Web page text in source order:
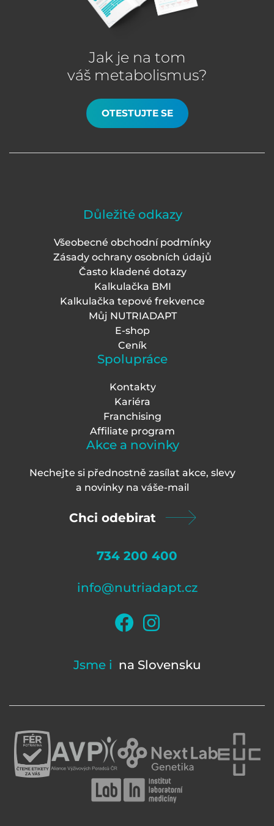
Jak je na tom
váš metabolismus?
OTESTUJTE SE
Důležité odkazy
Všeobecné obchodní podmínky
Zásady ochrany osobních údajů
Často kladené dotazy
Kalkulačka BMI
Kalkulačka tepové frekvence
Můj NUTRIADAPT
E-shop
Ceník
Spolupráce
Kontakty
Kariéra
Franchising
Affiliate program
Akce a novinky
Nechejte si přednostně zasílat akce, slevy
a novinky na váše-mail
Chci odebirat
734 200 400
info@nutriadapt.cz
Jsme i na Slovensku